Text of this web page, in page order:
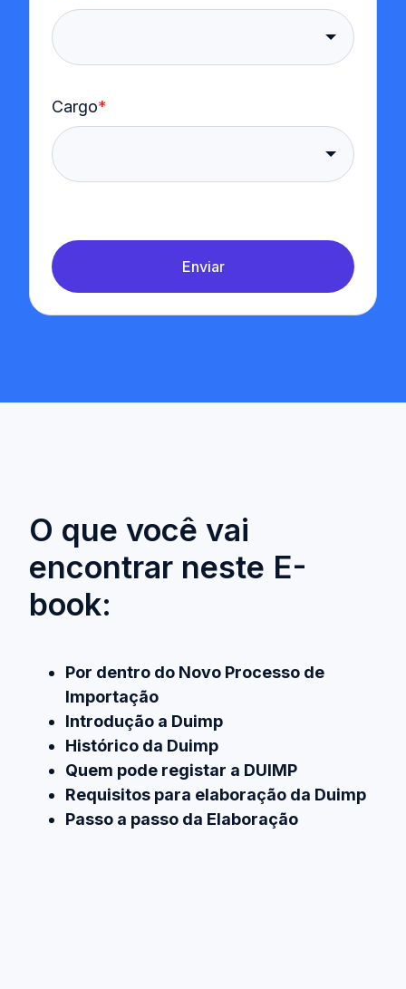
Cargo*
Enviar
O que você vai
encontrar neste E-
book:
Por dentro do Novo Processo de
Importação
Introdução a Duimp
Histórico da Duimp
Quem pode registar a DUIMP
Requisitos para elaboração da Duimp
Passo a passo da Elaboração